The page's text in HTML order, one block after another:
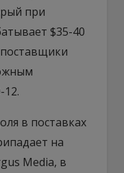
при
$35-40
в поставках
на
Media, в